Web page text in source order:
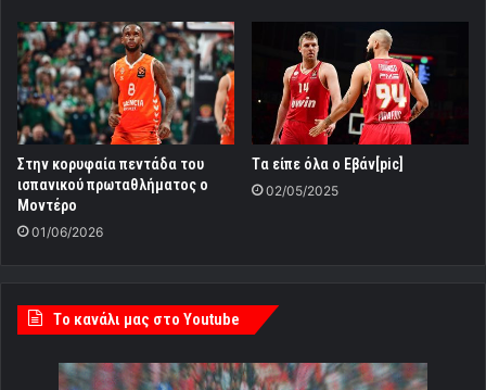
Στην κορυφαία πεντάδα του
ισπανικού πρωταθλήματος ο
Μοντέρο
01/06/2026
Tα είπε όλα ο Εβάν[pic]
02/05/2025
Tο κανάλι μας στο Youtube